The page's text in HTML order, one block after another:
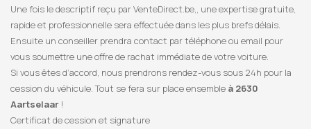
Une fois le descriptif reçu par VenteDirect.be,, une expertise gratuite,
rapide et professionnelle sera effectuée dans les plus brefs délais.
Ensuite un conseiller prendra contact par téléphone ou email pour
vous soumettre une offre de rachat immédiate de votre voiture.
Si vous êtes d’accord, nous prendrons rendez-vous sous 24h pour la
cession du véhicule. Tout se fera sur place ensemble à 2630
Aartselaar !
Certificat de cession et signature